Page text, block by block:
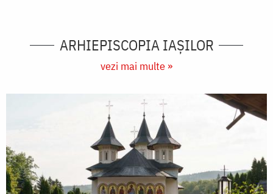
ARHIEPISCOPIA IAŞILOR
vezi mai multe »